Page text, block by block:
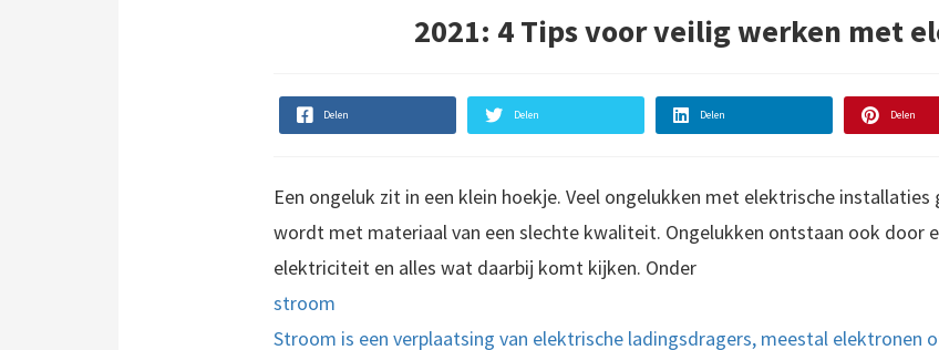
2021: 4 Tips voor veilig werken met
Delen Delen Delen Delen
Een ongeluk zit in een klein hoekje. Veel ongelukken met elektrische
wordt met materiaal van een slechte kwaliteit. Ongelukken ontstaan ook door
elektriciteit en alles wat daarbij komt kijken. Onder
stroom
Stroom is een verplaatsing van elektrische ladingsdragers, meestal elektronen